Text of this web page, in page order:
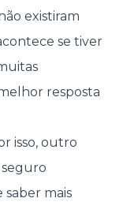
existiram
se tiver
resposta
isso, outro
mais